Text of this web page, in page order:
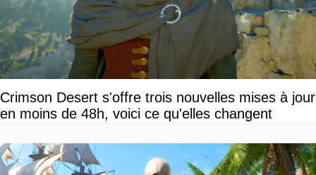
Crimson Desert s'offre trois nouvelles mises à jour
en moins de 48h, voici ce qu'elles changent